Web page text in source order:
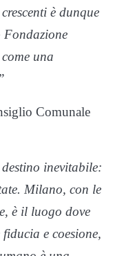
è dunque
Fondazione
una
Comunale
inevitabile:
Milano, con le
è il luogo dove
e coesione,